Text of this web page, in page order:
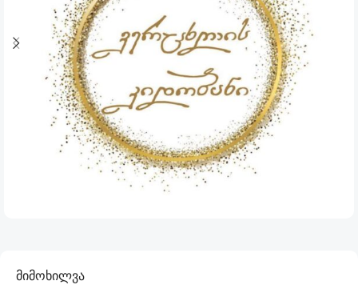
მიმოხილვა